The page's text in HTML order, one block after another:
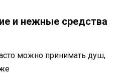
и нежные средства